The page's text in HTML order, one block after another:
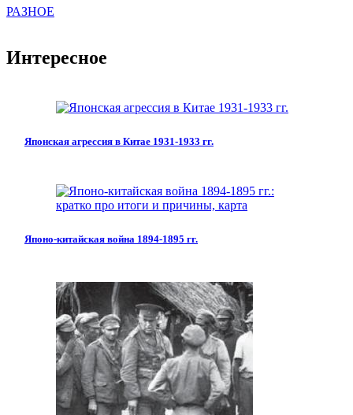
РАЗНОЕ
Интересное
Японская агрессия в Китае 1931-1933 гг.
Японо-китайская война 1894-1895 гг.